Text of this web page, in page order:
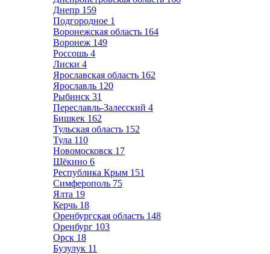
Днепр 159
Подгородное 1
Воронежская область 164
Воронеж 149
Россошь 4
Лиски 4
Ярославская область 162
Ярославль 120
Рыбинск 31
Переславль-Залесский 4
Бишкек 162
Тульская область 152
Тула 110
Новомосковск 17
Щёкино 6
Республика Крым 151
Симферополь 75
Ялта 19
Керчь 18
Оренбургская область 148
Оренбург 103
Орск 18
Бузулук 11